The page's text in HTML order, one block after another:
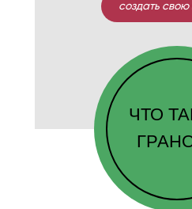
создать свою
ЧТО